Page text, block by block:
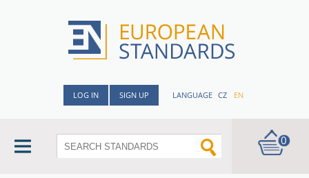
LOG IN SIGN UP LANGUAGE CZ EN
0